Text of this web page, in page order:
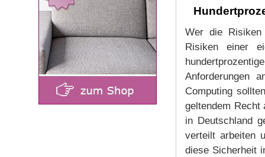
Wer die Risiken
Risiken einer
Anforderungen
Computing
geltendem Recht
in Deutschland
verteilt arbeiten
diese Sicherheit